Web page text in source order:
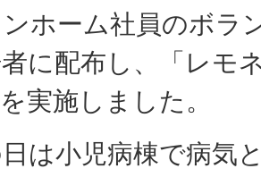
ホーム社員のボラ
者に配布し、「レモ
実施しました。
は小児病棟で病気